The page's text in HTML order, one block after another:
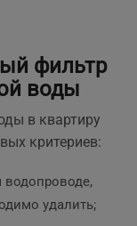
фильтр
воды
в квартиру
критериев:
удалить;